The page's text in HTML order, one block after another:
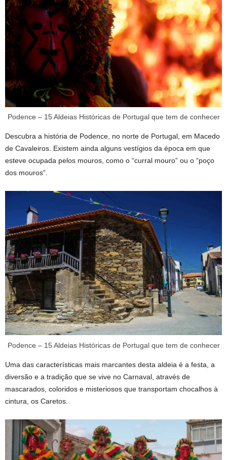
Podence – 15 Aldeias Históricas de Portugal que tem de conhecer
Descubra a história de Podence, no norte de Portugal, em Macedo
de Cavaleiros. Existem ainda alguns vestígios da época em que
esteve ocupada pelos mouros, como o “curral mouro” ou o “poço
dos mouros”.
Podence – 15 Aldeias Históricas de Portugal que tem de conhecer
Uma das características mais marcantes desta aldeia é a festa, a
diversão e a tradição que se vive no Carnaval, através de
mascarados, coloridos e misteriosos que transportam chocalhos à
cintura, os Caretos.